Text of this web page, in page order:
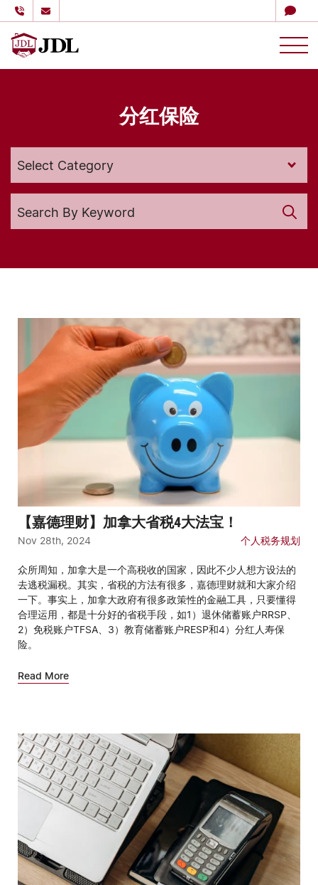
多伦多嘉德理财
分红保险
【嘉德理财】加拿大省税4大法宝！
Nov 28th, 2024 个人税务规划
众所周知，加拿大是一个高税收的国家，因此不少人想方设法的
去逃税漏税。其实，省税的方法有很多，嘉德理财就和大家介绍
一下。事实上，加拿大政府有很多政策性的金融工具，只要懂得
合理运用，都是十分好的省税手段，如1）退休储蓄账户RRSP、
2）免税账户TFSA、3）教育储蓄账户RESP和4）分红人寿保
险。
Read More